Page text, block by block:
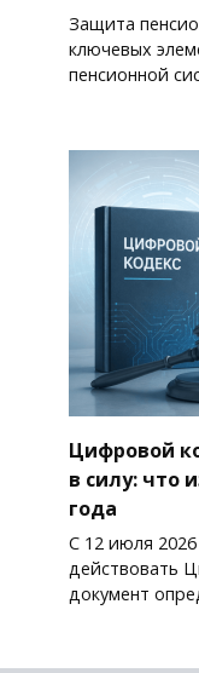
Защита
ключевых
пенсионной
Цифровой
в силу: что
года
С 12 июля 2026
действовать
документ